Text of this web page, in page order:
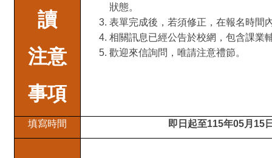
讀
注意
事項
狀態。
表單完成後，若須修正，在報名時間
相關訊息已經公告於校網，包含課業
歡迎來信詢問，唯請注意禮節。
填寫時間 即日起至115年05月15